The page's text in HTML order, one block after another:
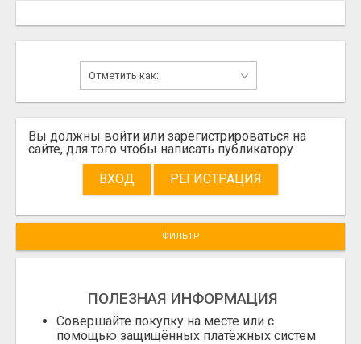
Вы должны войти или зарегистрироваться на
сайте, для того чтобы написать публикатору
ВХОД
РЕГИСТРАЦИЯ
ФИЛЬТР
ПОЛЕЗНАЯ ИНФОРМАЦИЯ
Совершайте покупку на месте или с
помощью защищённых платёжных систем